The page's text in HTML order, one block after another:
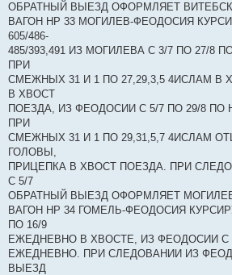
ОБРАТНЫЙ ВЫЕЗД ОФОРМЛЯЕТ ВИТЕБСК.
ВАГОН НР 33 МОГИЛЕВ-ФЕОДОСИЯ
605/486-
485/393,491 ИЗ МОГИЛЕВА С 3/7 ПО 27/8
ПРИ
СМЕЖНЫХ 31 И 1 ПО 27,29,3,5 4ИСЛАМ
В ХВОСТ
ПОЕЗДА, ИЗ ФЕОДОСИИ С 5/7 ПО 29/8 ПО
ПРИ
СМЕЖНЫХ 31 И 1 ПО 29,31,5,7 4ИСЛАМ
ГОЛОВЫ,
ПРИЦЕПКА В ХВОСТ ПОЕЗДА. ПРИ
С 5/7
ОБРАТНЫЙ ВЫЕЗД ОФОРМЛЯЕТ
ВАГОН НР 34 ГОМЕЛЬ-ФЕОДОСИЯ
ПО 16/9
ЕЖЕДНЕВНО В ХВОСТЕ, ИЗ ФЕОДОСИИ С
ЕЖЕДНЕВНО. ПРИ СЛЕДОВАНИИ ИЗ
ВЫЕЗД